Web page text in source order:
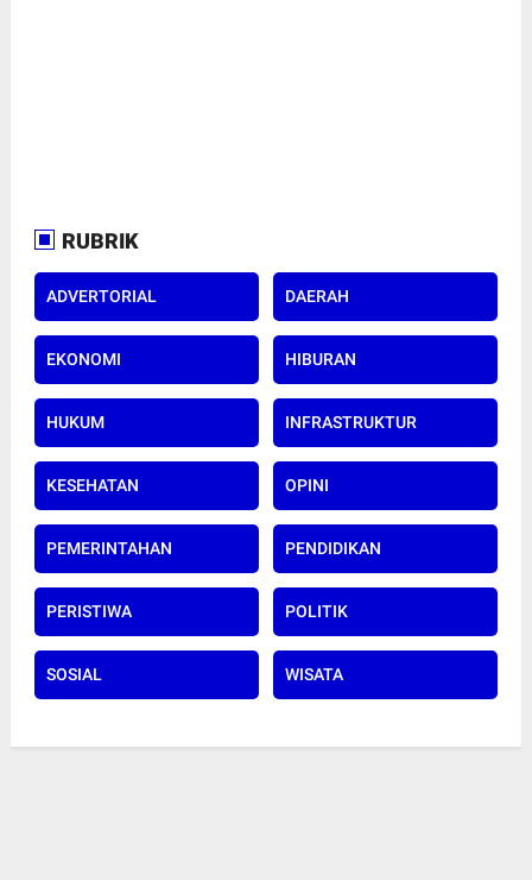
RUBRIK
ADVERTORIAL DAERAH
EKONOMI HIBURAN
HUKUM INFRASTRUKTUR
KESEHATAN OPINI
PEMERINTAHAN PENDIDIKAN
PERISTIWA POLITIK
SOSIAL WISATA